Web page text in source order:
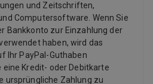
und Zeitschriften,
Computersoftware. Wenn Sie
Bankkonto zur Einzahlung der
haben, wird das
Ihr PayPal-Guthaben
Kredit- oder Debitkarte
ursprüngliche Zahlung zu